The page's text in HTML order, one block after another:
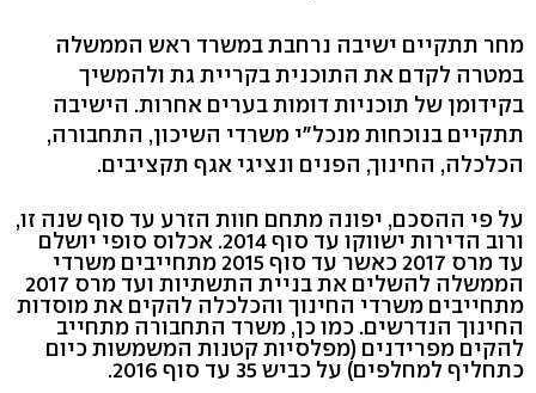
מחר תתקיים ישיבה נרחבת במשרד ראש הממשלה
במטרה לקדם את התוכנית בקריית גת ולהמשיך
בקידומן של תוכניות דומות בערים אחרות. הישיבה
תתקיים בנוכחות מנכל״י משרדי השיכון, התחבורה,
הכלכלה, החינוך, הפנים ונציגי אגף תקציבים.
על פי ההסכם, יפונה מתחם חוות הזרע עד סוף שנה זו,
ורוב הדירות ישווקו עד סוף 2014. אכלוס סופי יושלם
עד מרס 2017 כאשר עד סוף 2015 מתחייבים משרדי
הממשלה להשלים את בניית התשתיות ועד מרס 2017
מתחייבים משרדי החינוך והכלכלה להקים את מוסדות
החינוך הנדרשים. כמו כן, משרד התחבורה מתחייב
להקים מפרידנים (מפלסיות קטנות המשמשות כיום
כתחליף למחלפים) על כביש 35 עד סוף 2016.